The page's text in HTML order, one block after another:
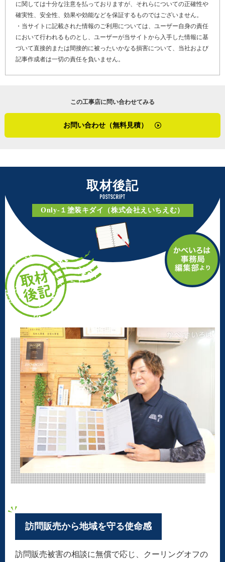
「親子で会社をやっていると『ケンカになるんじゃない？』とよく
言われるんですが、そういうことはないですね。僕が忘れたことを
貴大が全部覚えていてくれるんですよ。塗装については息子が一番
よくわかっていますし、現場を任せることが多くなってきました。
本当に頼りにしています」と柴崎さん。
グよく気にかけてもらえると助かりますね」と、ビジネスパートナ
ーとしてお互いを尊重しながら、日々仕事に向き合っているのがわ
るよう時間に余裕を持ち、お客さまにご満足いただける仕事を心掛
けているからです。貴大さんは、今後は一般住宅以外にも、工場等
の大規模な建物の塗り替え工事にも力を入れたいと展望を語ってく
れました。
地処理をしてから、水性の無機塗料で中塗り、上塗りで仕上げまし
た。最近は臭いの問題で溶剤ではなく水性塗料を提案することが多
いですね。この時は雨樋も一緒に塗装しました。雨樋はローラーを
使って、塗膜の厚さが均一になるよう注意します」
た。外壁のALC（※2）パネルにいくつもひび割れがあり、そこから
に塗り替えを行いました。
「築30年の工場だったので、以前から何年経っているかはわからな
高圧洗浄してからひび割れの補修ですね。Vカット工法で壁のひび
割れを削り、その上にプライマー（※3）を塗ってからシーリングを
打ち直します。削って深さを出してからシーリングを塗ることでシ
ーリングの厚みが確保できるので、より高い防水効果が期待できる
んです。下地には厚みが出るフィーラーを使い、シリコン塗料で中
塗り、上塗りをして仕上げました」
岐阜県関市の外壁塗装や屋根塗装の特性を尋ねました。関市周辺の
山間部では湿気による外壁への影響が大きいため、塗装工事では防
水性の確保と通気性の両立を重視した提案を行っていいます。ま
た、最近貴大さんが受注する外壁塗装では、意匠性を重視した2色塗
りのリクエストが増えているとのこと。色合わせをする際には、塗
料メーカーに依頼してサンプルを取り寄せ、実際に小範囲で塗装を
行い、お客さまに確認してもらうこともあるそうです。
※1 カバー工法・・・金属屋根や外壁の重ね張りをするリフォーム
方法
※2 ALC・・・高温高圧蒸気養生した軽量気泡コンクリートのこと
※3 プライマー・・・塗装を施す素地を塗りやすくならしたり、こ
れから塗っていく塗料の密着性を高めるためにはじめに塗る下塗り
材
心無い工事店があり、少しでも疑問に思ったら相談してほしいとの
ことです。
「訪問販売業者から工事を勧められたというご相談を多数いただい
ています。現地確認の結果、不要な工事と判断した場合は正直にお
伝えしますし、既に契約書にサインされている場合は、クーリング
オフの手続きについてもアドバイスをしています」
最後に「かべいろは」をご覧になっている、雨漏りや外壁の劣化で
カバー工法と同時に外壁塗り替えも行うことで、足場代が1回分で済
みます。そして診断力については他社に負けない自信があります。
問題の根本原因をしっかりと見極めて、自社施工で外壁から屋根ま
で全て対応できますので、家の外装について気になることがあれば
お気軽にお声がけください」
地域に根ざし、お客さまとの信頼関係を築き上げてきたOnly-1塗装
キダイ（株式会社えいちえむ）。親子二代の技術と経験を結集し、
外壁から屋根まで総合的に対応できる体制を確立しています。柴崎
さん親子の職人としての誇りと、お客さま第一の温かな人間性は、
今後も地域のお客さまの大切な住まいを守り続けていくに違いあり
ません。
（2025年7月取材）
に関しては十分な注意を払っておりますが、それらについての正確性や
確実性、安全性、効果や効能などを保証するものではございません。
・当サイトに記載された情報のご利用については、ユーザー自身の責任
において行われるものとし、ユーザーが当サイトから入手した情報に基
づいて直接的または間接的に被ったいかなる損害について、当社および
記事作成者は一切の責任を負いません。
この工事店に問い合わせてみる
お問い合わせ（無料見積）
取材後記
Only-１塗装キダイ（株式会社えいちえむ）
訪問販売から地域を守る使命感
訪問販売被害の相談に無償で応じ、クーリングオフの